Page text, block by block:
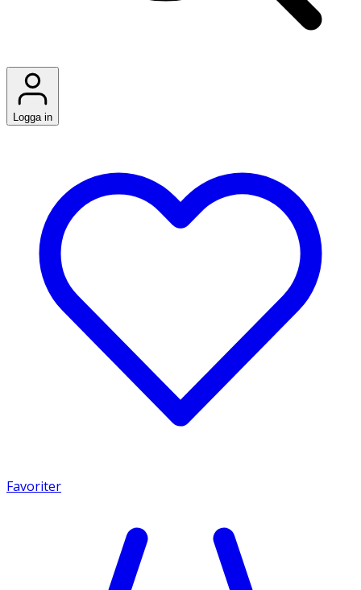
Logga in
Favoriter